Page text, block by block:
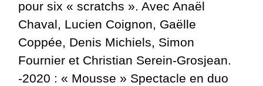
pour six « scratchs ». Avec Anaël
Chaval, Lucien Coignon, Gaëlle
Coppée, Denis Michiels, Simon
Fournier et Christian Serein-Grosjean.
-2020 : « Mousse » Spectacle en duo